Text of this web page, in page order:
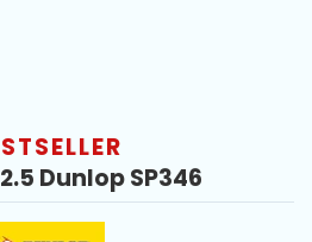
Dunlop SP346